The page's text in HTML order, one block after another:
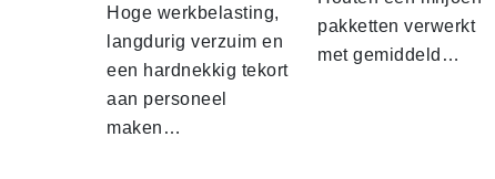
Hoge werkbelasting,
langdurig verzuim en
een hardnekkig tekort
aan personeel
maken…
pakketten verwerkt
met gemiddeld…